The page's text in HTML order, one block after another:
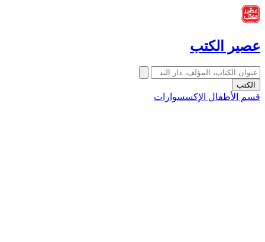
عصير الكتب
الكتب
قسم الأطفال الإكسسوارات